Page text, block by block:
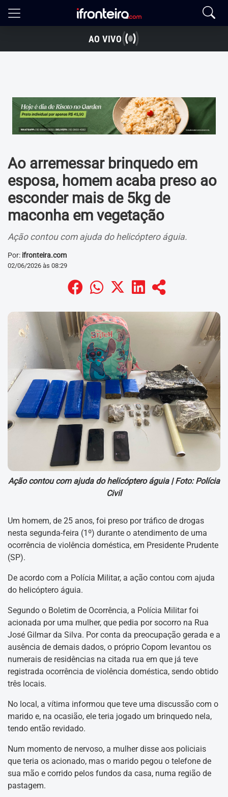
AO VIVO
Ao arremessar brinquedo em
esposa, homem acaba preso ao
esconder mais de 5kg de
maconha em vegetação
Ação contou com ajuda do helicóptero águia.
Por: ifronteira.com
02/06/2026 às 08:29
Ação contou com ajuda do helicóptero águia | Foto: Polícia
Civil
Um homem, de 25 anos, foi preso por tráfico de drogas
nesta segunda-feira (1º) durante o atendimento de uma
ocorrência de violência doméstica, em Presidente Prudente
(SP).
De acordo com a Polícia Militar, a ação contou com ajuda
do helicóptero águia.
Segundo o Boletim de Ocorrência, a Polícia Militar foi
acionada por uma mulher, que pedia por socorro na Rua
José Gilmar da Silva. Por conta da preocupação gerada e a
ausência de demais dados, o próprio Copom levantou os
numerais de residências na citada rua em que já teve
registrada ocorrência de violência doméstica, sendo obtido
três locais.
No local, a vítima informou que teve uma discussão com o
marido e, na ocasião, ele teria jogado um brinquedo nela,
tendo então revidado.
Num momento de nervoso, a mulher disse aos policiais
que teria os acionado, mas o marido pegou o telefone de
sua mão e corrido pelos fundos da casa, numa região de
pastagem.